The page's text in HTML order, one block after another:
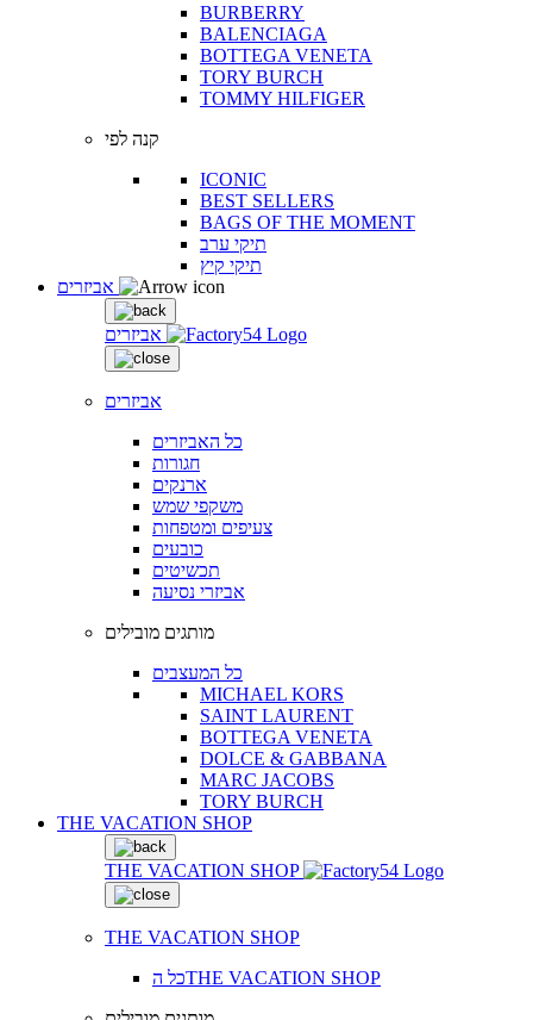
BURBERRY
BALENCIAGA
BOTTEGA VENETA
TORY BURCH
TOMMY HILFIGER
קנה לפי
ICONIC
BEST SELLERS
BAGS OF THE MOMENT
תיקי ערב
תיקי קיץ
אביזרים
אביזרים
כל האביזרים
חגורות
ארנקים
משקפי שמש
צעיפים ומטפחות
כובעים
תכשיטים
אביזרי נסיעה
מותגים מובילים
כל המעצבים
MICHAEL KORS
SAINT LAURENT
BOTTEGA VENETA
DOLCE & GABBANA
MARC JACOBS
TORY BURCH
THE VACATION SHOP
THE VACATION SHOP
THE VACATION SHOP
כל הTHE VACATION SHOP